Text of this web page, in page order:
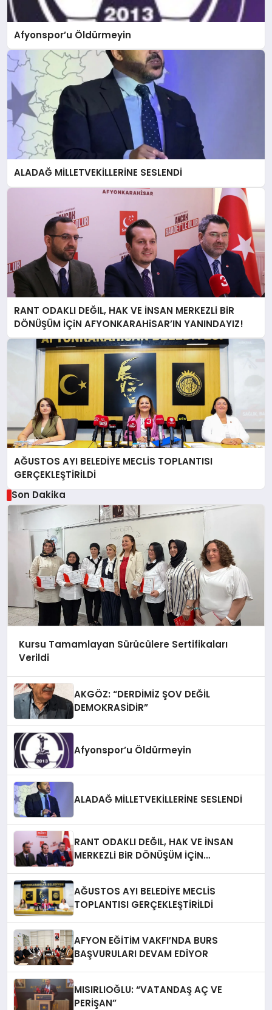
Afyonspor’u Öldürmeyin
ALADAĞ MİLLETVEKİLLERİNE SESLENDİ
RANT ODAKLI DEĞIL, HAK VE İNSAN MERKEZLi BiR
DÖNÜŞÜM İÇiN AFYONKARAHiSAR’IN YANINDAYIZ!
AĞUSTOS AYI BELEDİYE MECLİS TOPLANTISI
GERÇEKLEŞTİRİLDİ
Son Dakika
Kursu Tamamlayan Sürücülere Sertifikaları
Verildi
AKGÖZ: “DERDİMİZ ŞOV DEĞİL
DEMOKRASİDİR”
Afyonspor’u Öldürmeyin
ALADAĞ MİLLETVEKİLLERİNE SESLENDİ
RANT ODAKLI DEĞIL, HAK VE İNSAN
MERKEZLi BiR DÖNÜŞÜM İÇiN
AĞUSTOS AYI BELEDİYE MECLİS
TOPLANTISI GERÇEKLEŞTİRİLDİ
AFYON EĞİTİM VAKFI’NDA BURS
BAŞVURULARI DEVAM EDİYOR
MISIRLIOĞLU: “VATANDAŞ AÇ VE
PERİŞAN”